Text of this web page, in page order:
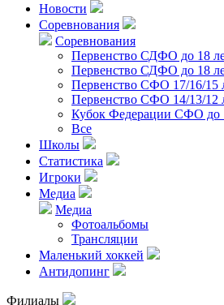
Новости
Соревнования
Соревнования
Первенство СДФО до 18
Первенство СДФО до 18
Первенство СФО 17/16/15
Первенство СФО 14/13/12
Кубок Федерации СФО до
Все
Школы
Статистика
Игроки
Медиа
Медиа
Фотоальбомы
Трансляции
Маленький хоккей
Антидопинг
Филиалы